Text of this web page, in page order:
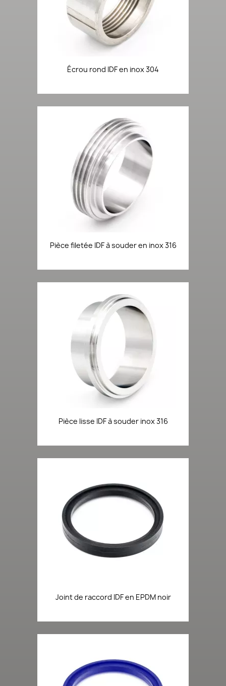
Écrou rond IDF en inox 304
Pièce filetée IDF à souder en inox 316
Pièce lisse IDF à souder inox 316
Joint de raccord IDF en EPDM noir